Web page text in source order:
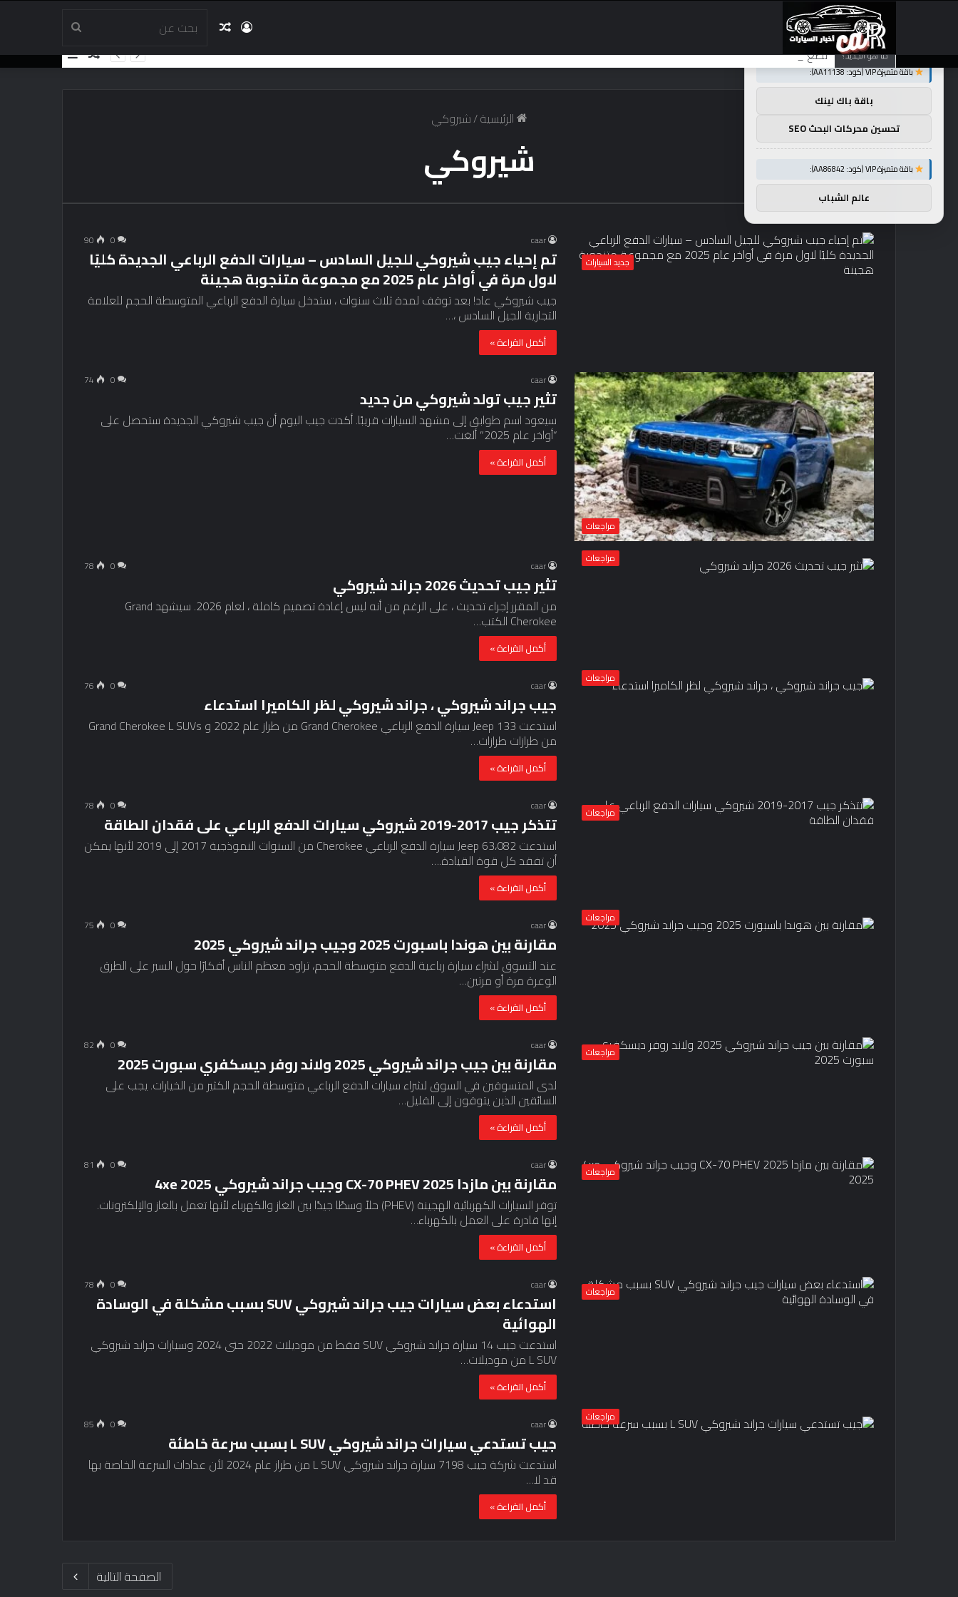
بحث مقالتسجيل
ما هو الجديد؟ تضع شركة BMW منافستها من الفئة G في حالة انتظار مع وصول الرياح المعاكسة في الصين إلى موطنها
إضافةمقال
الرئيسية/شيروكي
شيروكي
جديد السيارات
caar
0
90
تم إحياء جيب شيروكي للجيل السادس – سيارات الدفع الرباعي الجديدة كليًا
لاول مرة في أواخر عام 2025 مع مجموعة متنجوبة هجينة
جيب شيروكي عاد! بعد توقف لمدة ثلاث سنوات ، ستدخل سيارة الدفع الرباعي المتوسطة الحجم للعلامة
التجارية الجيل السادس ،…
أكمل القراءة »
مراجعات
caar
0
74
تثير جيب تولد شيروكي من جديد
سيعود اسم طوابق إلى مشهد السيارات قريبًا. أكدت جيب اليوم أن جيب شيروكي الجديدة ستحصل على
“أواخر عام 2025” ألغت…
أكمل القراءة »
مراجعات caar
0
78
تثير جيب تحديث 2026 جراند شيروكي
من المقرر إجراء تحديث ، على الرغم من أنه ليس إعادة تصميم كاملة ، لعام 2026. سيشهد Grand
Cherokee الكتب…
أكمل القراءة »
مراجعات caar
0
76
جيب جراند شيروكي ، جراند شيروكي لظر الكاميرا استدعاء
استدعت Jeep 133 سيارة الدفع الرباعي Grand Cherokee من طراز عام 2022 و Grand Cherokee L SUVs
من طرازات طرازات…
أكمل القراءة »
مراجعات caar
0
78
تتذكر جيب 2017-2019 شيروكي سيارات الدفع الرباعي على فقدان الطاقة
استدعت Jeep 63،082 سيارة الدفع الرباعي Cherokee من السنوات النموذجية 2017 إلى 2019 لأنها يمكن
أن تفقد كل قوة القيادة.…
أكمل القراءة »
مراجعات caar
0
75
مقارنة بين هوندا باسبورت 2025 وجيب جراند شيروكي 2025
عند التسوق لشراء سيارة رباعية الدفع متوسطة الحجم، تراود معظم الناس أفكارًا حول السير على الطرق
الوعرة مرة أو مرتين…
أكمل القراءة »
مراجعات caar
0
82
مقارنة بين جيب جراند شيروكي 2025 ولاند روفر ديسكفري سبورت 2025
لدى المتسوقين في السوق لشراء سيارات الدفع الرباعي متوسطة الحجم الكثير من الخيارات. يجب على
السائقين الذين يتوقون إلى القليل…
أكمل القراءة »
مراجعات caar
0
81
مقارنة بين مازدا CX-70 PHEV 2025 وجيب جراند شيروكي 4xe 2025
توفر السيارات الكهربائية الهجينة (PHEV) حلاً وسطًا جيدًا بين الغاز والكهرباء لأنها تعمل بالغاز والإلكترونات.
إنها قادرة على العمل بالكهرباء…
أكمل القراءة »
مراجعات caar
0
78
استدعاء بعض سيارات جيب جراند شيروكي SUV بسبب مشكلة في الوسادة
الهوائية
استدعت جيب 14 سيارة جراند شيروكي SUV فقط من موديلات 2022 حتى 2024 وسيارات جراند شيروكي
L SUV من موديلات…
أكمل القراءة »
مراجعات caar
0
85
جيب تستدعي سيارات جراند شيروكي L SUV بسبب سرعة خاطئة
استدعت شركة جيب 7198 سيارة جراند شيروكي L SUV من طراز عام 2024 لأن عدادات السرعة الخاصة بها
قد لا…
أكمل القراءة »
الصفحة التالية
توصيات :
باقة متميزة VIP (كود: AA11138):
باقة باك لينك
تحسين محركات البحث SEO
باقة متميزة VIP (كود: AA86842):
عالم الشباب